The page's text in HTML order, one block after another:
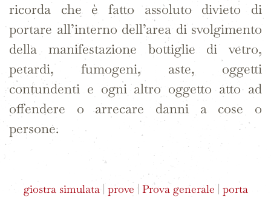
ricorda che è fatto assoluto divieto di
portare all’interno dell’area di svolgimento
della manifestazione bottiglie di vetro,
petardi, fumogeni, aste, oggetti
contundenti e ogni altro oggetto atto ad
offendere o arrecare danni a cose o
persone.
giostra simulata| prove Prova generale
porta